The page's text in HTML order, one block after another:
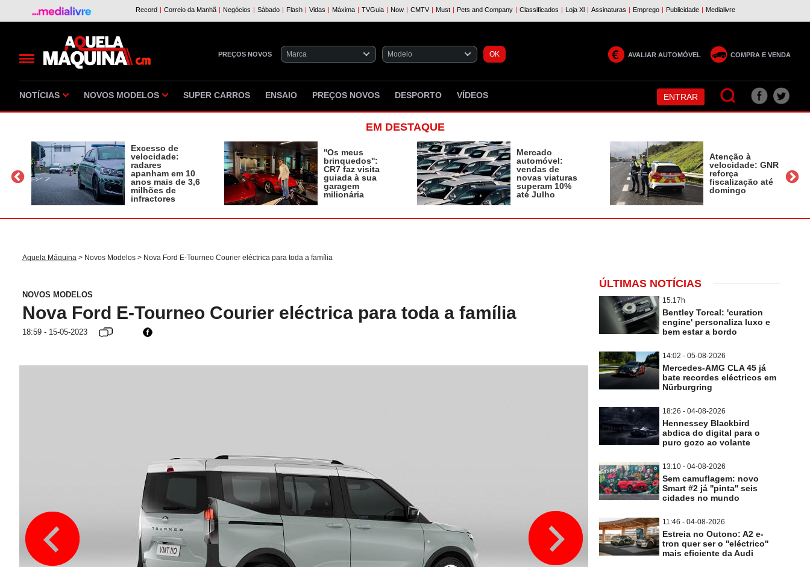
AVALIAR AUTOMÓVEL COMPRA E VENDA
PREÇOS NOVOS
NOTÍCIAS NOVOS MODELOS SUPER CARROS ENSAIO PREÇOS NOVOS DESPORTO VÍDEOS ENTRAR
EM DESTAQUE
Excesso de
velocidade:
radares
apanham em 10
anos mais de 3,6
milhões de
infractores
''Os meus
brinquedos'':
CR7 faz visita
guiada à sua
garagem
milionária
Mercado
automóvel:
vendas de
novas viaturas
superam 10%
até Julho
Atenção à
velocidade: GNR
reforça
fiscalização até
domingo
Aquela Máquina > Novos Modelos > Nova Ford E-Tourneo Courier eléctrica para toda a família
NOVOS MODELOS
Nova Ford E-Tourneo Courier eléctrica para toda a família
18:59 - 15-05-2023
ÚLTIMAS NOTÍCIAS
15.17h
Bentley Torcal: 'curation
engine' personaliza luxo e
bem estar a bordo
14:02 - 05-08-2026
Mercedes-AMG CLA 45 já
bate recordes eléctricos em
Nürburgring
18:26 - 04-08-2026
Hennessey Blackbird
abdica do digital para o
puro gozo ao volante
13:10 - 04-08-2026
Sem camuflagem: novo
Smart #2 já ''pinta'' seis
cidades no mundo
11:46 - 04-08-2026
Estreia no Outono: A2 e-
tron quer ser o ''eléctrico''
mais eficiente da Audi